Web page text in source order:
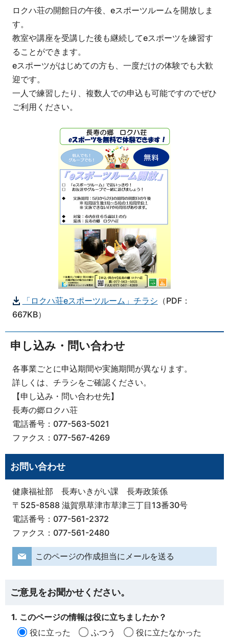
ロクハ荘の開館日の午後、eスポーツルームを開放しま
す。
教室や講座を受講した後も継続してeスポーツを練習す
ることができます。
eスポーツがはじめての方も、一度だけの体験でも大歓
迎です。
一人で練習したり、複数人での申込も可能ですのでぜひ
ご利用ください。
「ロクハ荘eスポーツルーム」チラシ （PDF：
667KB）
申し込み・問い合わせ
各事業ごとに申込期間や実施期間が異なります。
詳しくは、チラシをご確認ください。
【申し込み・問い合わせ先】
長寿の郷ロクハ荘
電話番号：077-563-5021
ファクス：077-567-4269
お問い合わせ
健康福祉部 長寿いきがい課 長寿政策係
〒525-8588 滋賀県草津市草津三丁目13番30号
電話番号：077-561-2372
ファクス：077-561-2480
このページの作成担当にメールを送る
ご意見をお聞かせください。
1. このページの情報は役に立ちましたか？
役に立った
ふつう
役に立たなかった